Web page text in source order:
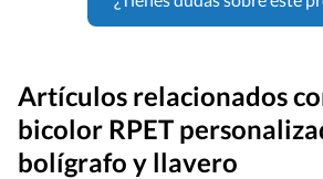
Artículos relacionados
bicolor RPET
bolígrafo y llavero